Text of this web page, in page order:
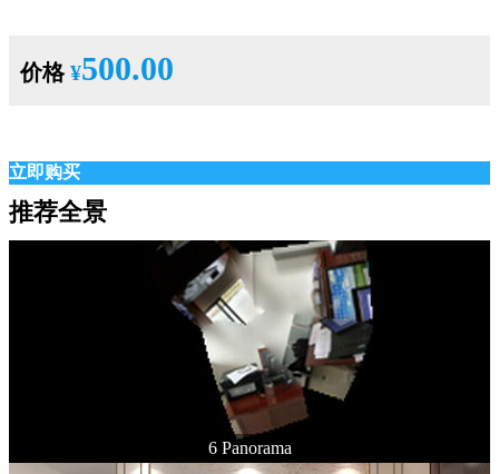
价格¥500.00
立即购买
推荐全景
6 Panorama